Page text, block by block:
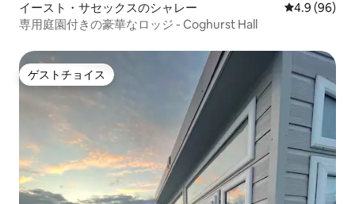
イースト・サセックスのシャレー レビュー96
4.9 (96)
専用庭園付きの豪華なロッジ - Coghurst Hall
ゲストチョイス
ゲストチョイス